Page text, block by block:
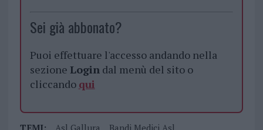
Sei già abbonato?
Puoi effettuare l'accesso andando nella
sezione Logindal menù del sito o
cliccando qui
TEMI: Asl Gallura
Bandi Medici Asl